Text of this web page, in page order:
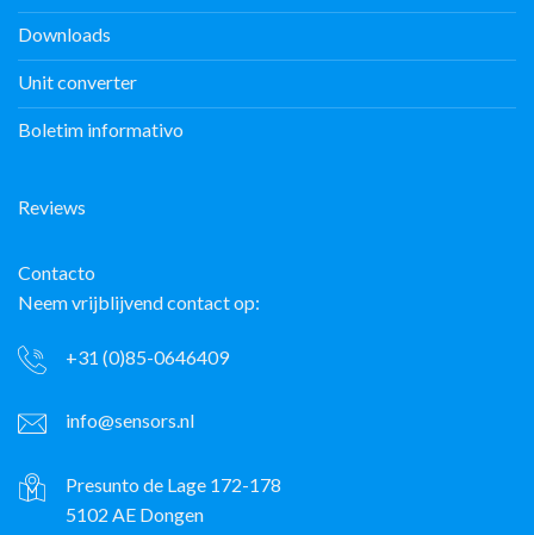
Downloads
Unit converter
Boletim informativo
Reviews
Contacto
Neem vrijblijvend contact op:
+31 (0)85-0646409
info@sensors.nl
Presunto de Lage 172-178
5102 AE Dongen